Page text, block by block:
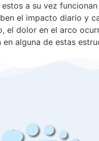
a su vez
el impacto diario y
el dolor en el arco
alguna de estas